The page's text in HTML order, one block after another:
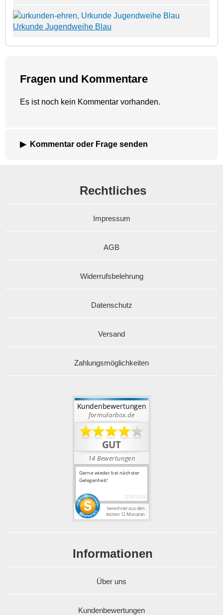
Urkunde Jugendweihe Blau
Fragen und Kommentare
Es ist noch kein Kommentar vorhanden.
Kommentar oder Frage senden
Rechtliches
Impressum
AGB
Widerrufsbelehrung
Datenschutz
Versand
Zahlungsmöglichkeiten
Informationen
Über uns
Kundenbewertungen